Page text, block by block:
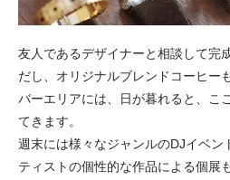
友人であるデザイナーと相談して完
だし、オリジナルブレンドコーヒー
バーエリアには、日が暮れると、こ
てきます。
週末には様々なジャンルのDJイベン
ティストの個性的な作品による個展